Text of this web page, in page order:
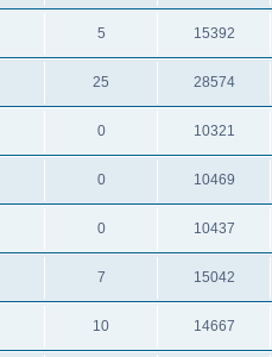
5 15392
25 28574
0 10321
0 10469
0 10437
7 15042
10 14667